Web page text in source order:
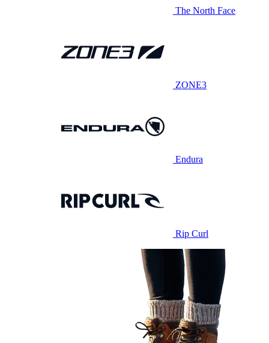
The North Face
ZONE3
Endura
Rip Curl